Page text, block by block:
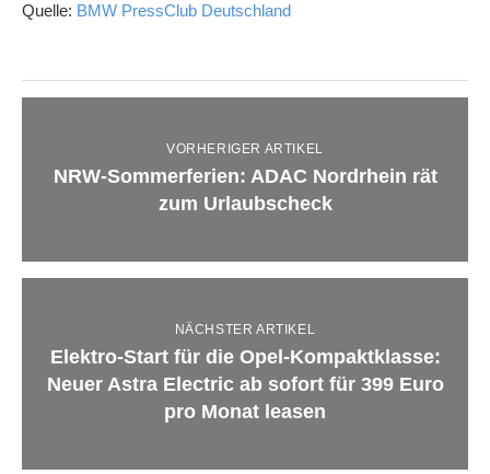
Quelle: BMW PressClub Deutschland
VORHERIGER ARTIKEL
NRW-Sommerferien: ADAC Nordrhein rät
zum Urlaubscheck
NÄCHSTER ARTIKEL
Elektro-Start für die Opel-Kompaktklasse:
Neuer Astra Electric ab sofort für 399 Euro
pro Monat leasen